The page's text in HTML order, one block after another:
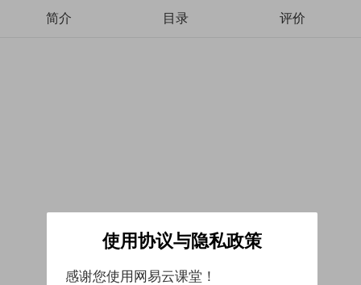
简介 目录 评价
使用协议与隐私政策
感谢您使用网易云课堂！